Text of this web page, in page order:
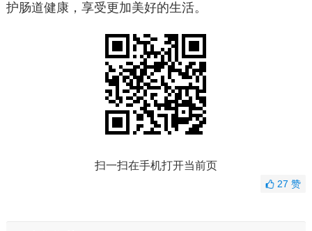
护肠道健康，享受更加美好的生活。
扫一扫在手机打开当前页
27赞